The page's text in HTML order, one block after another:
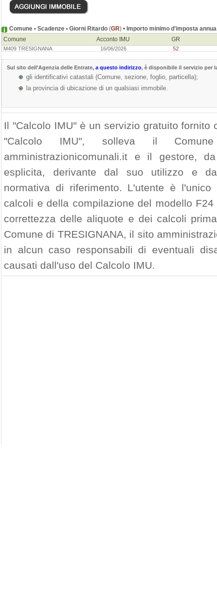
Comune • Scadenze • Giorni Ritardo (GR) • Importo minimo d'imposta annua
Comune
Acconto IMU GR
M409 TRESIGNANA 16/06/2026 52
Sul sito dell’Agenzia delle Entrate, a questo indirizzo, è disponibile il servizio per
gli identificativi catastali (Comune, sezione, foglio, particella);
la provincia di ubicazione di un qualsiasi immobile.
Il "Calcolo IMU" è un servizio gratuito
"Calcolo IMU", solleva il
amministrazionicomunali.it e il gestore,
esplicita, derivante dal suo utilizzo e
normativa di riferimento. L'utente è
calcoli e della compilazione del modello
correttezza delle aliquote e dei calcoli
Comune di TRESIGNANA, il sito
in alcun caso responsabili di eventuali
causati dall'uso del Calcolo IMU.